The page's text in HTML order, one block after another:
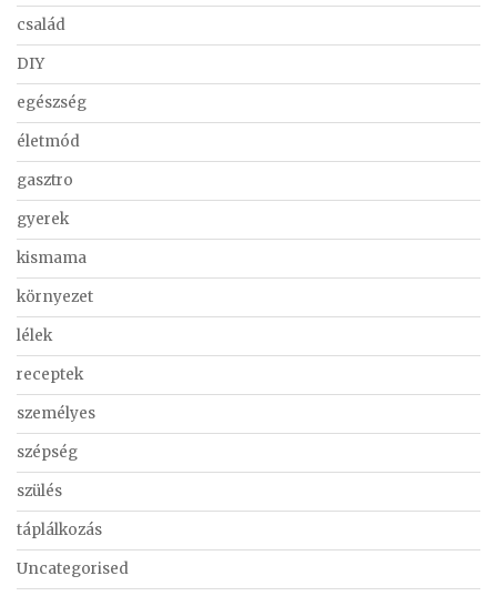
család
DIY
egészség
életmód
gasztro
gyerek
kismama
környezet
lélek
receptek
személyes
szépség
szülés
táplálkozás
Uncategorised